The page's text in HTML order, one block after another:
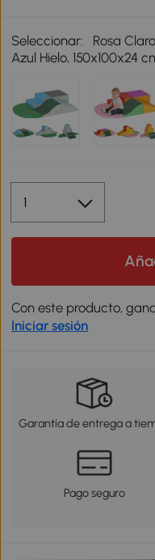
Seleccionar:
Rosa
Azul Hielo, 150x100x24
Con este producto,
Iniciar sesión
Garantía de entrega a
Pago seguro